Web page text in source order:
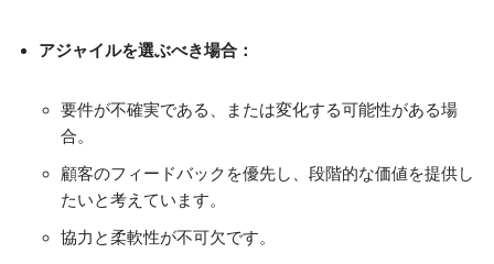
アジャイルを選ぶべき場合：
要件が不確実である、または変化する可能性がある場
合。
顧客のフィードバックを優先し、段階的な価値を提供し
たいと考えています。
協力と柔軟性が不可欠です。